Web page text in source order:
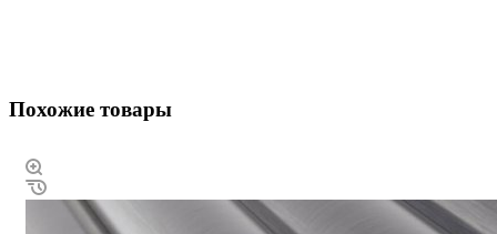
Похожие товары